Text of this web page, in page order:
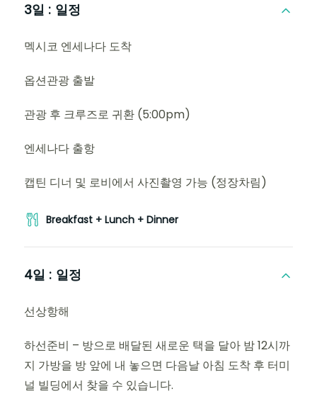
3일 : 일정
멕시코 엔세나다 도착
옵션관광 출발
관광 후 크루즈로 귀환 (5:00pm)
엔세나다 출항
캡틴 디너 및 로비에서 사진촬영 가능 (정장차림)
Breakfast + Lunch + Dinner
4일 : 일정
선상항해
하선준비 – 방으로 배달된 새로운 택을 달아 밤 12시까
지 가방을 방 앞에 내 놓으면 다음날 아침 도착 후 터미
널 빌딩에서 찾을 수 있습니다.